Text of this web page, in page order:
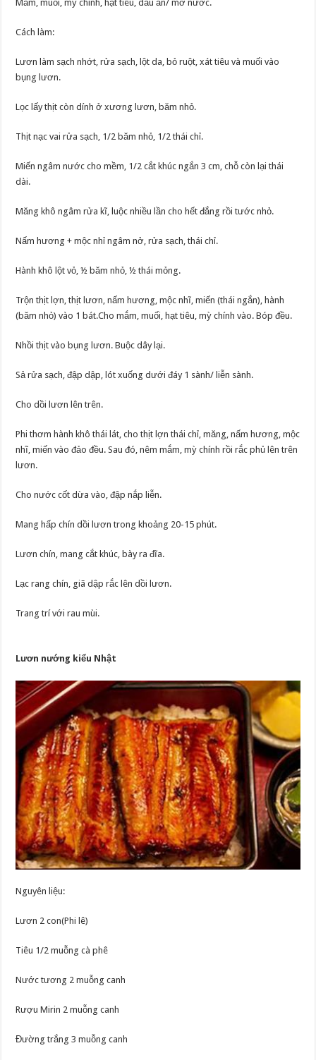
Mắm, muối, mỳ chính, hạt tiêu, dầu ăn/ mỡ nước.
Cách làm:
Lươn làm sạch nhớt, rửa sạch, lột da, bỏ ruột, xát tiêu và muối vào
bụng lươn.
Lọc lấy thịt còn dính ở xương lươn, băm nhỏ.
Thịt nạc vai rửa sạch, 1/2 băm nhỏ, 1/2 thái chỉ.
Miến ngâm nước cho mềm, 1/2 cắt khúc ngắn 3 cm, chỗ còn lại thái
dài.
Măng khô ngâm rửa kĩ, luộc nhiều lần cho hết đắng rồi tước nhỏ.
Nấm hương + mộc nhỉ ngâm nở, rửa sạch, thái chỉ.
Hành khô lột vỏ, ½ băm nhỏ, ½ thái mỏng.
Trộn thịt lợn, thịt lươn, nấm hương, mộc nhĩ, miến (thái ngắn), hành
(băm nhỏ) vào 1 bát.Cho mắm, muối, hạt tiêu, mỳ chính vào. Bóp đều.
Nhồi thịt vào bụng lươn. Buộc dây lại.
Sả rửa sạch, đập dập, lót xuống dưới đáy 1 sành/ liễn sành.
Cho dồi lươn lên trên.
Phi thơm hành khô thái lát, cho thịt lợn thái chỉ, măng, nấm hương, mộc
nhĩ, miến vào đảo đều. Sau đó, nêm mắm, mỳ chính rồi rắc phủ lên trên
lươn.
Cho nước cốt dừa vào, đập nắp liễn.
Mang hấp chín dồi lươn trong khoảng 20-15 phút.
Lươn chín, mang cắt khúc, bày ra đĩa.
Lạc rang chín, giã dập rắc lên dồi lươn.
Trang trí với rau mùi.
Lươn nướng kiểu Nhật
Nguyên liệu:
Lươn 2 con(Phi lê)
Tiêu 1/2 muỗng cà phê
Nước tương 2 muỗng canh
Rượu Mirin 2 muỗng canh
Đường trắng 3 muỗng canh